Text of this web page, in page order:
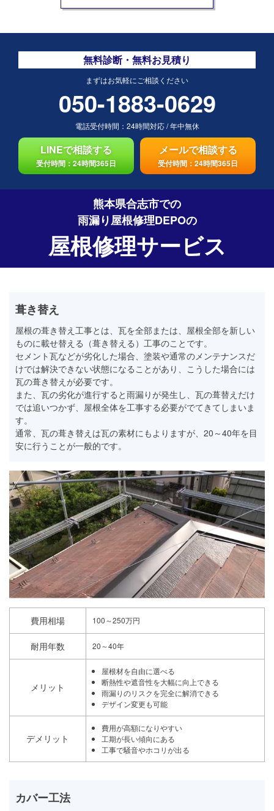
無料診断・無料お見積り
まずはお気軽にご相談ください
050-1883-0629
電話受付時間： 24時間対応/年中無休
LINEで相談する
受付時間：24時間365日
メールで相談する
受付時間：24時間365日
熊本県合志市での
雨漏り屋根修理DEPOの
屋根修理サービス
葺き替え
屋根の葺き替え工事とは、瓦を全部または、屋根全部を新しい
ものに載せ替える（葺き替える）工事のことです。
セメント瓦などが劣化した場合、塗装や通常のメンテナンスだ
けでは解決できない状態になることがあり、こうした場合には
瓦の葺き替えが必要です。
また、瓦の劣化が進行すると雨漏りが発生し、瓦の葺替えだけ
では追いつかず、屋根全体を工事する必要がでてきてしまいま
す。
通常、瓦の葺き替えは瓦の素材にもよりますが、20～40年を目
安に行うことが一般的です。
費用相場 100～250万円
耐用年数 20～40年
メリット
屋根材を自由に選べる
断熱性や遮音性を大幅に向上できる
雨漏りのリスクを完全に解消できる
デザイン変更も可能
デメリット
費用が高額になりやすい
工期が長い傾向にある
工事で騒音やホコリが出る
カバー工法